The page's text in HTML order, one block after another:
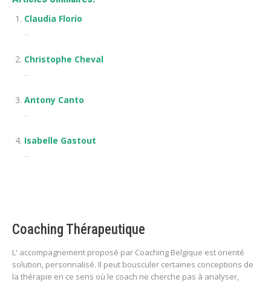
Claudia Florio
...
Christophe Cheval
...
Antony Canto
...
Isabelle Gastout
...
Coaching Thérapeutique
L' accompagnement proposé par Coaching Belgique est orienté
solution, personnalisé. Il peut bousculer certaines conceptions de
la thérapie en ce sens où le coach ne cherche pas à analyser,